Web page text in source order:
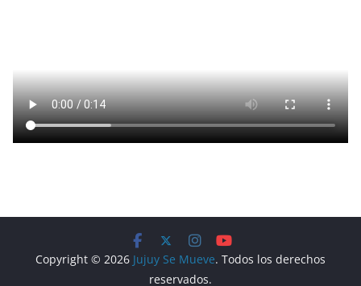
Copyright © 2026 Jujuy Se Mueve. Todos los derechos
reservados.